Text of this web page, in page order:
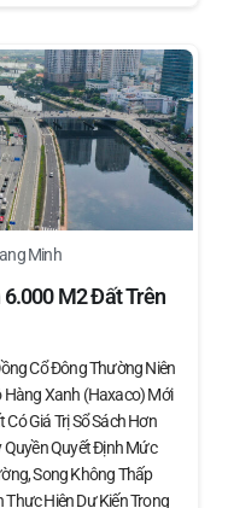
Minh
6.000 M2 Đất Trên
Cổ Đông Thường Niên
Hàng Xanh (Haxaco) Mới
Giá Trị Sổ Sách Hơn
Quyền Quyết Định Mức
Song Không Thấp
Thực Hiện Dự Kiến Trong